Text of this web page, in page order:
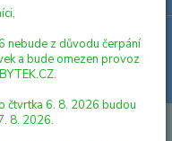
Šestikostka
nebude z důvodu čerpání
a bude omezen provoz
čtvrtka 6. 8. 2026 budou
8. 2026.